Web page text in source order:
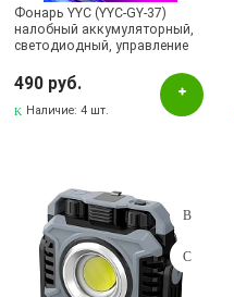
Черный
Бренд
BLESKLUX
YEMAO
YYC
Фотон
Фонарь YYC (YYC-GY-37)
налобный аккумуляторный,
светодиодный, управление
270º, тип АКБ 18650
(1200mAh), разъем зарядки
Type-c, цвет черный
490 руб.
Наличие:4 шт.